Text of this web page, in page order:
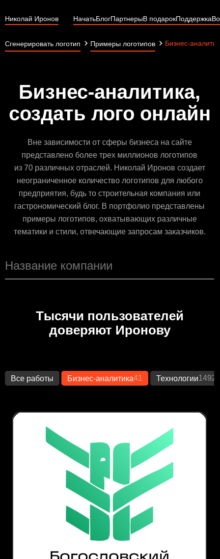
Николай Иронов НачатьБлогПартнерыВ подарокПоддержка
Сгенерировать логотип Примеры логотипов Бизнес-
Бизнес-аналитика,
создать лого онлайн
Вне зависимости от сферы бизнеса на сайте
представлено более трех миллионов логотипов
из 70 различных отраслей. Николай Иронов создает
неограниченное количество логотипов для любого
предприятия, будь то строительная компания или
гастрономический блог. В портфолио представлены
примеры логотипов, охватывающих различные
тематики и стили, отвечающие запросам заказчиков.
Тысячи пользователей
доверяют Иронову
Все работы Бизнес-аналитика41 Технологии1492